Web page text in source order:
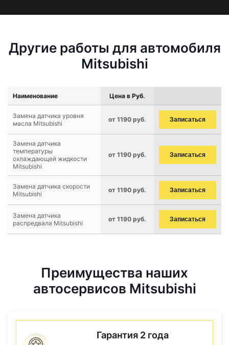
Другие работы для автомобиля
Mitsubishi
Наименование Цена в Руб.
Замена датчика уровня
масла Mitsubishi
от 1190 руб. Записаться
Замена датчика
температуры
охлаждающей жидкости
Mitsubishi
от 1190 руб. Записаться
Замена датчика скорости
Mitsubishi
от 1190 руб. Записаться
Замена датчика
распредвала Mitsubishi
от 1190 руб. Записаться
Преимущества наших
автосервисов Mitsubishi
Гарантия 2 года